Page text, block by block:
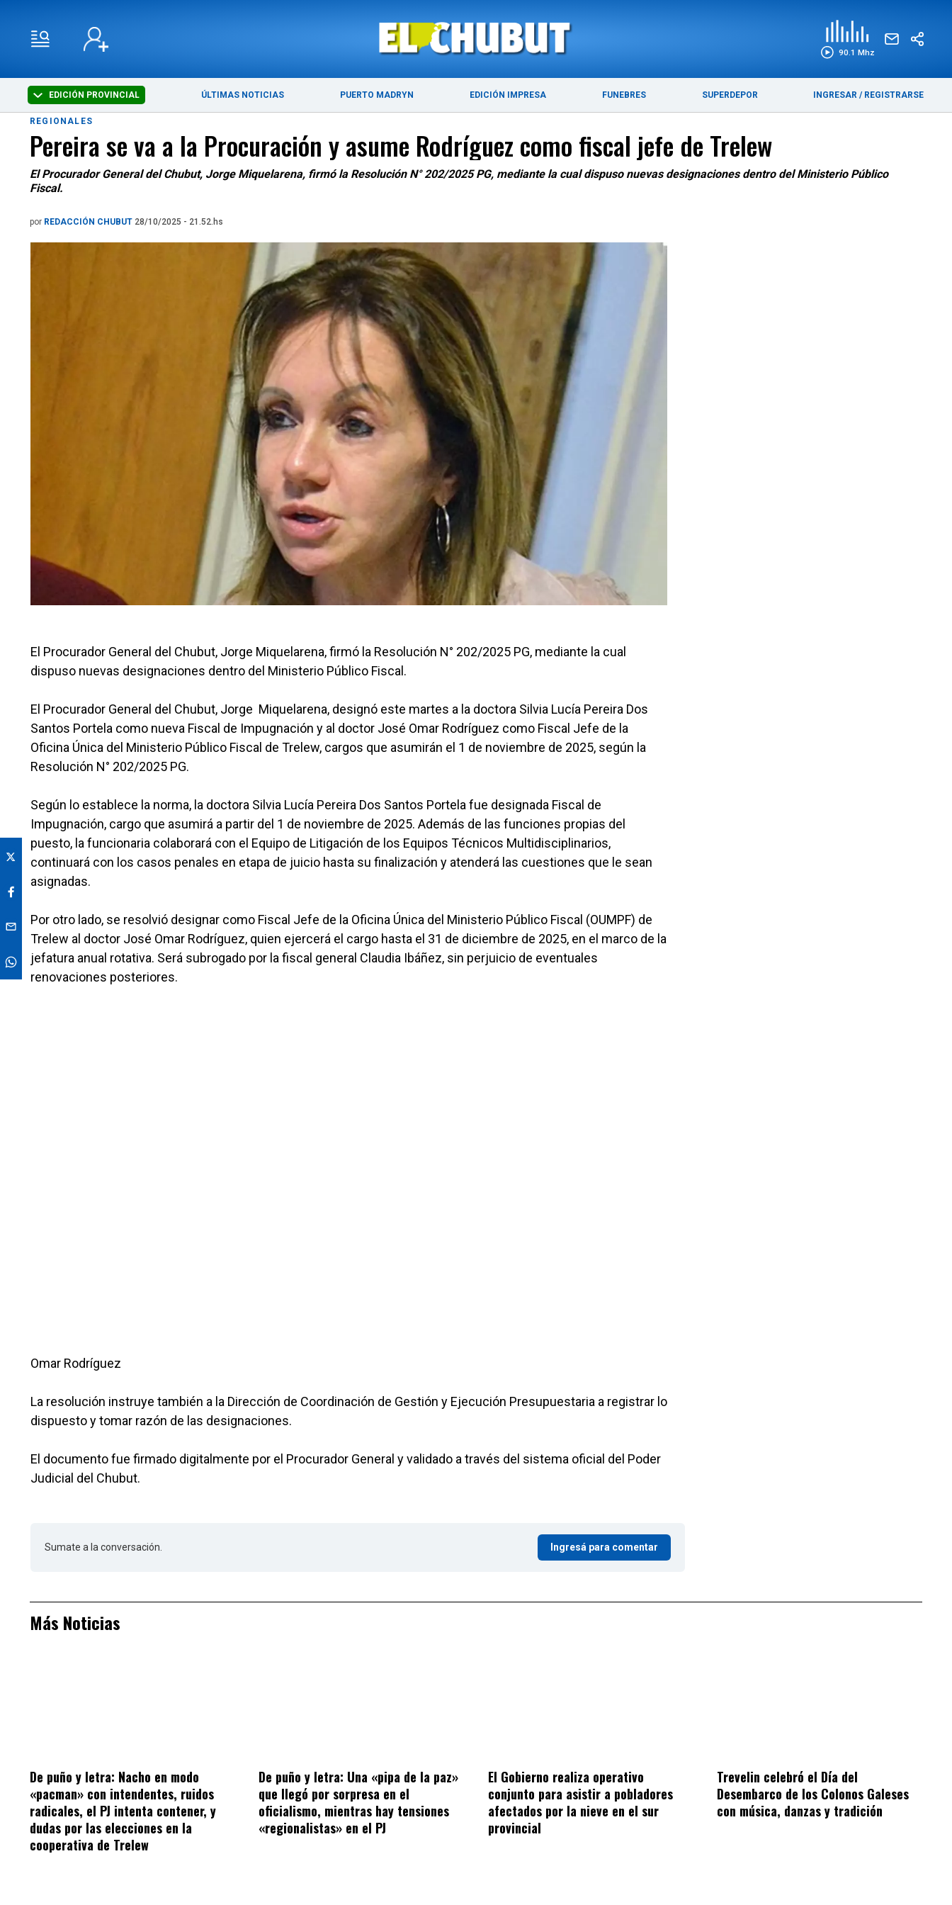
90.1 Mhz
EDICIÓN PROVINCIAL ÚLTIMAS NOTICIAS PUERTO MADRYN EDICIÓN IMPRESA FUNEBRES SUPERDEPOR INGRESAR / REGISTRARSE
ÚLTIMAS NOTICIAS PUERTO MADRYN
REGIONALES
Pereira se va a la Procuración y asume Rodríguez como fiscal jefe de Trelew
El Procurador General del Chubut, Jorge Miquelarena, firmó la Resolución N° 202/2025 PG, mediante la cual dispuso nuevas designaciones dentro del Ministerio Público
Fiscal.
por REDACCIÓN CHUBUT 28/10/2025 - 21.52.hs
El Procurador General del Chubut, Jorge Miquelarena, firmó la Resolución N° 202/2025 PG, mediante la cual
dispuso nuevas designaciones dentro del Ministerio Público Fiscal.
El Procurador General del Chubut, Jorge Miquelarena, designó este martes a la doctora Silvia Lucía Pereira Dos
Santos Portela como nueva Fiscal de Impugnación y al doctor José Omar Rodríguez como Fiscal Jefe de la
Oficina Única del Ministerio Público Fiscal de Trelew, cargos que asumirán el 1 de noviembre de 2025, según la
Resolución N° 202/2025 PG.
Según lo establece la norma, la doctora Silvia Lucía Pereira Dos Santos Portela fue designada Fiscal de
Impugnación, cargo que asumirá a partir del 1 de noviembre de 2025. Además de las funciones propias del
puesto, la funcionaria colaborará con el Equipo de Litigación de los Equipos Técnicos Multidisciplinarios,
continuará con los casos penales en etapa de juicio hasta su finalización y atenderá las cuestiones que le sean
asignadas.
Por otro lado, se resolvió designar como Fiscal Jefe de la Oficina Única del Ministerio Público Fiscal (OUMPF) de
Trelew al doctor José Omar Rodríguez, quien ejercerá el cargo hasta el 31 de diciembre de 2025, en el marco de la
jefatura anual rotativa. Será subrogado por la fiscal general Claudia Ibáñez, sin perjuicio de eventuales
renovaciones posteriores.
Omar Rodríguez
La resolución instruye también a la Dirección de Coordinación de Gestión y Ejecución Presupuestaria a registrar lo
dispuesto y tomar razón de las designaciones.
El documento fue firmado digitalmente por el Procurador General y validado a través del sistema oficial del Poder
Judicial del Chubut.
Sumate a la conversación. Ingresá para comentar
Más Noticias
De puño y letra: Nacho en modo
«pacman» con intendentes, ruidos
radicales, el PJ intenta contener, y
dudas por las elecciones en la
cooperativa de Trelew
De puño y letra: Una «pipa de la paz»
que llegó por sorpresa en el
oficialismo, mientras hay tensiones
«regionalistas» en el PJ
El Gobierno realiza operativo
conjunto para asistir a pobladores
afectados por la nieve en el sur
provincial
Trevelin celebró el Día del
Desembarco de los Colonos Galeses
con música, danzas y tradición